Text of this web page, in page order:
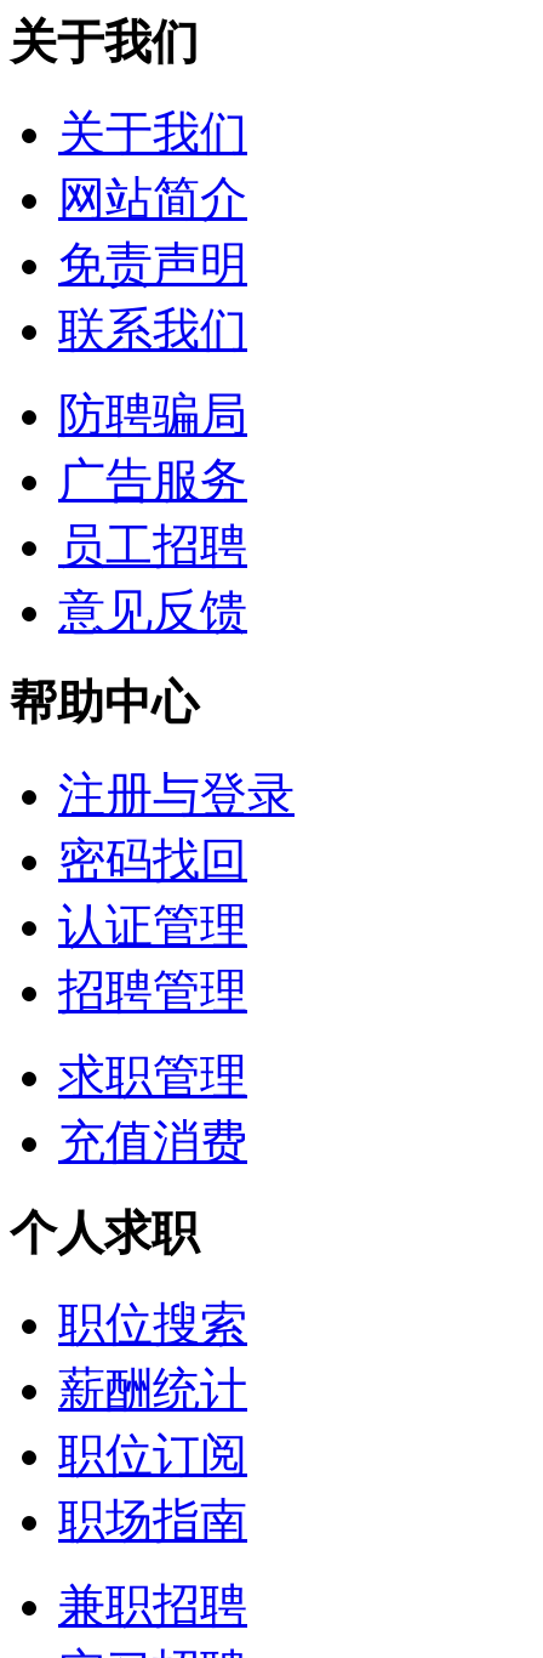
关于我们
关于我们
网站简介
免责声明
联系我们
防聘骗局
广告服务
员工招聘
意见反馈
帮助中心
注册与登录
密码找回
认证管理
招聘管理
求职管理
充值消费
个人求职
职位搜索
薪酬统计
职位订阅
职场指南
兼职招聘